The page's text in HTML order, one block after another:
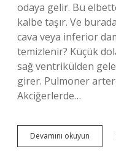
odaya gelir. Bu
kalbe taşır. Ve
cava veya inferior
temizlenir? Küçük
sağ ventrikülden
girer. Pulmoner
Akciğerlerde…
Devamını okuyun
Kan